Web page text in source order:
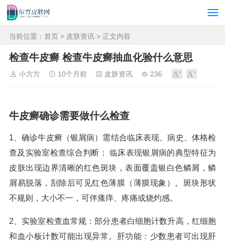
当前位置： 首页 > 皮肤资讯 > 正文内容
检查牛皮癣 检查牛皮癣抽血化验什么意思
小方方 10个月前 皮肤资讯 236
牛皮癣确诊需要做什么检查
1、确诊牛皮癣（银屑病）需结合临床表现、病史、体格检
查及实验室检查综合判断： 临床表现银屑病的典型特征为
皮肤出现边界清晰的红色斑块，表面覆盖银白色鳞屑，鳞
屑易脱落，刮除后可见红色薄膜（薄膜现象）。斑块形状
不规则，大小不一，可伴瘙痒、疼痛或烧灼感。
2、实验室检查血常规：部分患者白细胞计数升高，红细胞
和血小板计数可能出现异常。肝功能：少数患者可出现肝